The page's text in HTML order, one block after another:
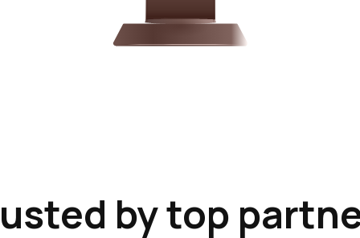
by top